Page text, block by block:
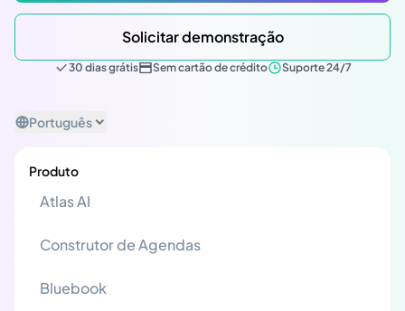
Solicitar demonstração
30 dias grátis Sem cartão de crédito Suporte 24/7
Português
Produto
Atlas AI
Construtor de Agendas
Bluebook